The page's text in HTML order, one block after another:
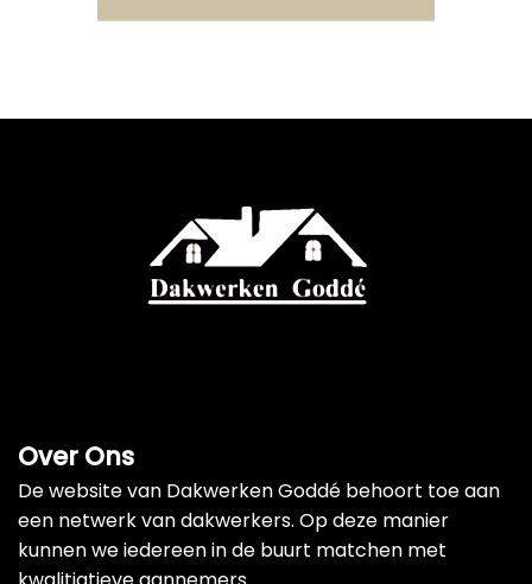
Over Ons
De website van Dakwerken Goddé behoort toe aan
een netwerk van dakwerkers. Op deze manier
kunnen we iedereen in de buurt matchen met